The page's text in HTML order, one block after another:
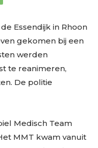
Essendijk in Rhoon
gekomen bij een
werden
te reanimeren,
De politie
Medisch Team
MMT kwam vanuit